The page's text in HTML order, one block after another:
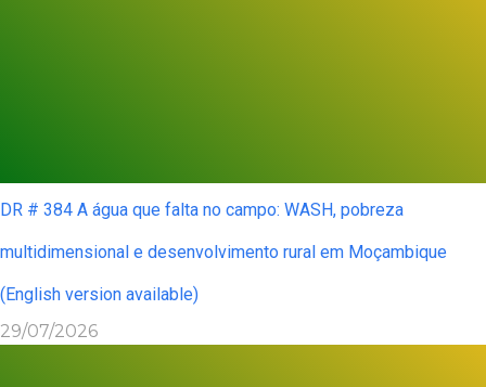
DR # 384 A água que falta no campo: WASH, pobreza
multidimensional e desenvolvimento rural em Moçambique
(English version available)
29/07/2026